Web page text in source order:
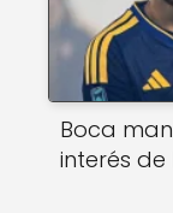
Boca
interés